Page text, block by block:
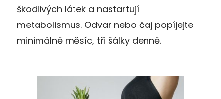
škodlivých látek a nastartují
metabolismus. Odvar nebo čaj popíjejte
minimálně měsíc, tři šálky denně.